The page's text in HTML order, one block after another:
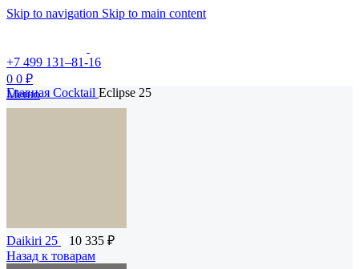
Skip to navigation Skip to main content
+7 499 131–81-16
0 0 ₽
Меню
Главная Cocktail Eclipse 25
Daikiri 25 10 335 ₽
Назад к товарам